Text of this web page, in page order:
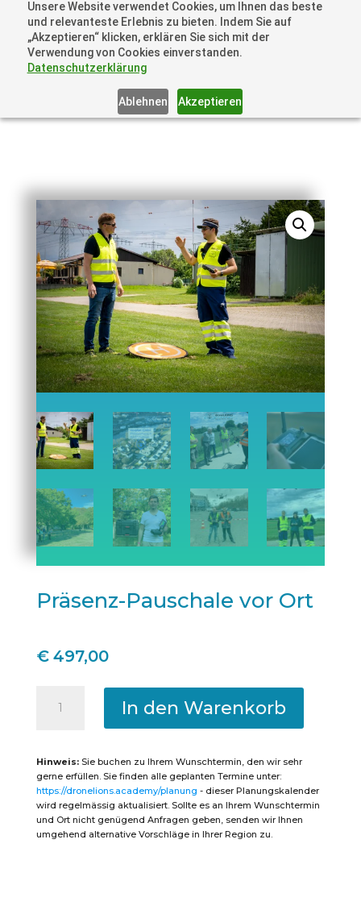
Unsere Website verwendet Cookies, um Ihnen das beste
und relevanteste Erlebnis zu bieten. Indem Sie auf
„Akzeptieren“ klicken, erklären Sie sich mit der
Verwendung von Cookies einverstanden.
Datenschutzerklärung
Ablehnen Akzeptieren
+41 44505 6667 oder +49 157 3598 0006
info@dronelions.academy
Präsenz-Pauschale vor Ort
€497,00
Pauschale
In den Warenkorb
Hinweis:Sie buchen zu Ihrem Wunschtermin, den wir sehr
gerne erfüllen. Sie finden alle geplanten Termine unter:
https://dronelions.academy/planung - dieser Planungskalender
wird regelmässig aktualisiert. Sollte es an Ihrem Wunschtermin
und Ort nicht genügend Anfragen geben, senden wir Ihnen
umgehend alternative Vorschläge in Ihrer Region zu.